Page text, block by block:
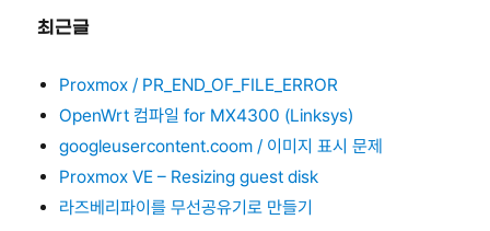
최근글
Proxmox / PR_END_OF_FILE_ERROR
OpenWrt 컴파일 for MX4300 (Linksys)
googleusercontent.coom / 이미지 표시 문제
Proxmox VE – Resizing guest disk
라즈베리파이를 무선공유기로 만들기